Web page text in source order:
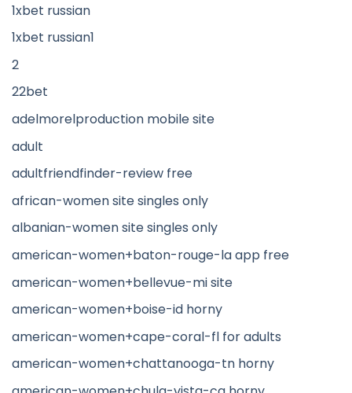
1xbet russian
1xbet russian1
2
22bet
adelmorelproduction mobile site
adult
adultfriendfinder-review free
african-women site singles only
albanian-women site singles only
american-women+baton-rouge-la app free
american-women+bellevue-mi site
american-women+boise-id horny
american-women+cape-coral-fl for adults
american-women+chattanooga-tn horny